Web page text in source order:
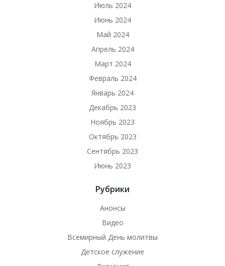
Июль 2024
Июнь 2024
Май 2024
Апрель 2024
Март 2024
Февраль 2024
Январь 2024
Декабрь 2023
Ноябрь 2023
Октябрь 2023
Сентябрь 2023
Июнь 2023
Рубрики
Анонсы
Видео
Всемирный День молитвы
Детское служение